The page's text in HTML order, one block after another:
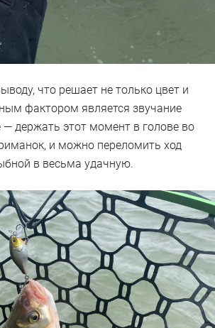
что решает не только цвет и
фактором является звучание
— держать этот момент в голове во
и можно переломить ход
в весьма удачную.